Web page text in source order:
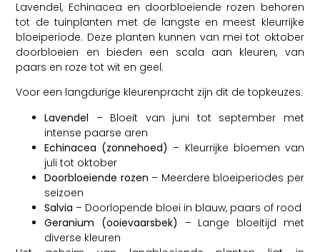
Lavendel, Echinacea en doorbloeiende rozen behoren
tot de tuinplanten met de langste en meest kleurrijke
bloeiperiode. Deze planten kunnen van mei tot oktober
doorbloeien en bieden een scala aan kleuren, van
paars en roze tot wit en geel.
Voor een langdurige kleurenpracht zijn dit de topkeuzes:
Lavendel – Bloeit van juni tot september met
intense paarse aren
Echinacea (zonnehoed) – Kleurrijke bloemen van
juli tot oktober
Doorbloeiende rozen – Meerdere bloeiperiodes per
seizoen
Salvia – Doorlopende bloei in blauw, paars of rood
Geranium (ooievaarsbek)
– Lange bloeitijd met
diverse kleuren